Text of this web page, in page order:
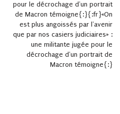
pour le décrochage d'un portrait
de Macron témoigne{:}{:fr}«On
est plus angoissés par l'avenir
que par nos casiers judiciaires» :
une militante jugée pour le
décrochage d'un portrait de
Macron témoigne{:}